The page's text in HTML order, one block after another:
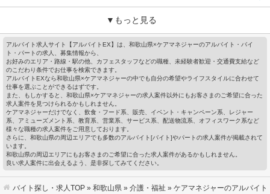
▼もっと見る
アルバイト求人サイト【アルバイトEX】は、和歌山県×ケアマネジャーのアルバイト・バイ
ト・パートの求人、募集情報から、
お好みのエリア・路線・駅の他、カフェスタッフなどの職種、未経験者歓迎・交通費支給など
のこだわり条件でお仕事を検索できます。
アルバイトEXなら和歌山県×ケアマネジャーの中でも自分の希望やライフスタイルに合わせて
仕事を選ぶことができるはずです。
また、もしかすると、和歌山県×ケアマネジャーの求人案件以外にもお客さまのご希望に合った
求人案件を見つけられるかもしれません。
ケアマネジャーだけでなく、飲食・フード系、販売、イベント・キャンペーン系、レジャー
系、アミューズメント系、教育系、営業系、サービス系、配送物流系、オフィスワーク系など
様々な職種の求人案件をご用意しております。
さらに、和歌山県の周辺エリアでも多数のアルバイト[バイト]やパートの求人案件が掲載されて
います。
和歌山県の周辺エリアにもお客さまのご希望に合った求人案件があるかもしれません。
良い求人案件に出会えるよう、是非探してみてください。
バイト探し・求人TOP » 和歌山県 » 介護・福祉 » ケアマネジャーのアルバイト